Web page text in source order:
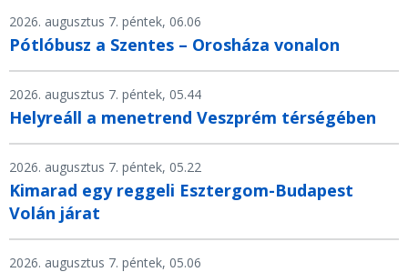
2026. augusztus 7. péntek, 06.06
Pótlóbusz a Szentes – Orosháza vonalon
2026. augusztus 7. péntek, 05.44
Helyreáll a menetrend Veszprém térségében
2026. augusztus 7. péntek, 05.22
Kimarad egy reggeli Esztergom-Budapest
Volán járat
2026. augusztus 7. péntek, 05.06